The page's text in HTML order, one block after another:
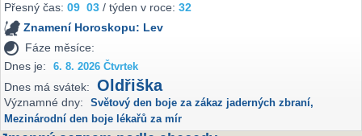
Přesný čas:09 03 / týden v roce:32
Znamení Horoskopu: Lev
Fáze měsíce:
Dnes je:
6. 8. 2026 Čtvrtek
Dnes má svátek: Oldřiška
Významné dny: Světový den boje za zákaz jaderných zbraní,
Mezinárodní den boje lékařů za mír